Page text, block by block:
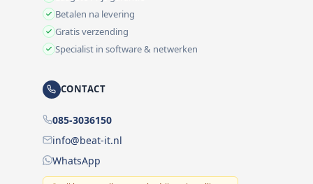
Betalen na levering
Gratis verzending
Specialist in software & netwerken
CONTACT
085-3036150
info@beat-it.nl
WhatsApp